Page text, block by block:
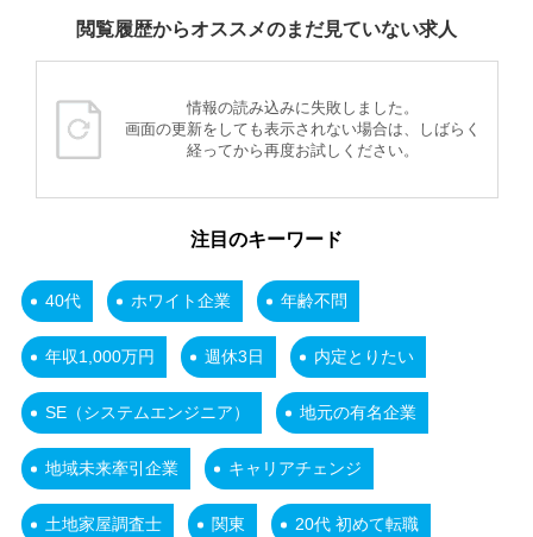
閲覧履歴からオススメのまだ見ていない求人
情報の読み込みに失敗しました。
画面の更新をしても表示されない場合は、しばらく
経ってから再度お試しください。
注目のキーワード
40代 ホワイト企業 年齢不問
年収1,000万円 週休3日 内定とりたい
SE（システムエンジニア） 地元の有名企業
地域未来牽引企業 キャリアチェンジ
土地家屋調査士 関東 20代 初めて転職